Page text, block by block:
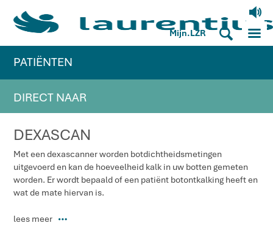
V
Mijn.LZR S M
PATIËNTEN
DIRECT NAAR
DEXASCAN
Met een dexascanner worden botdichtheidsmetingen
uitgevoerd en kan de hoeveelheid kalk in uw botten gemeten
worden. Er wordt bepaald of een patiënt botontkalking heeft en
wat de mate hiervan is.
lees meer P